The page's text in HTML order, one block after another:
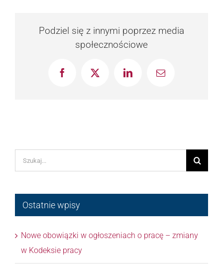
Podziel się z innymi poprzez media
społecznościowe
FacebookX LinkedInEmail
Szukaj
Ostatnie wpisy
Nowe obowiązki w ogłoszeniach o pracę – zmiany
w Kodeksie pracy